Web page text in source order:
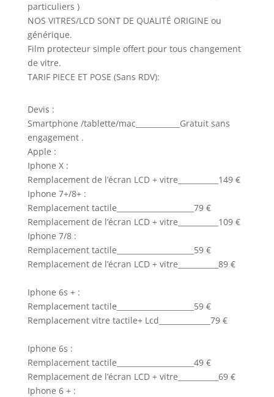
particuliers )
NOS VITRES/LCD SONT DE QUALITÉ ORIGINE ou
générique.
Film protecteur simple offert pour tous changement
de vitre.
TARIF PIECE ET POSE (Sans RDV):
Devis :
Smartphone /tablette/mac____________Gratuit sans
engagement .
Apple :
Iphone X :
Remplacement de l’écran LCD + vitre___________149 €
Iphone 7+/8+ :
Remplacement tactile_____________________79 €
Remplacement de l’écran LCD + vitre___________109 €
Iphone 7/8 :
Remplacement tactile_____________________59 €
Remplacement de l’écran LCD + vitre___________89 €
Iphone 6s + :
Remplacement tactile_____________________59 €
Remplacement vitre tactile+ Lcd______________79 €
Iphone 6s :
Remplacement tactile_____________________49 €
Remplacement de l’écran LCD + vitre___________69 €
Iphone 6 + :